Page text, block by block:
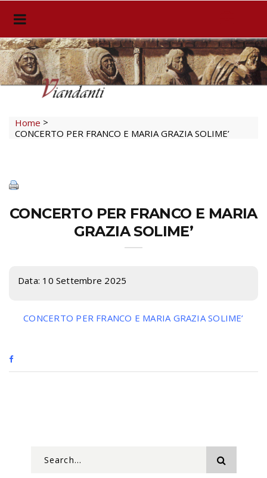
Home >
CONCERTO PER FRANCO E MARIA GRAZIA SOLIME’
CONCERTO PER FRANCO E MARIA
GRAZIA SOLIME’
Data: 10 Settembre 2025
CONCERTO PER FRANCO E MARIA GRAZIA SOLIME’